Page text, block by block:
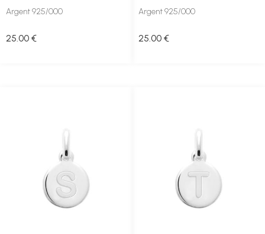
Argent 925/000
25 .00 €
Argent 925/000
25 .00 €